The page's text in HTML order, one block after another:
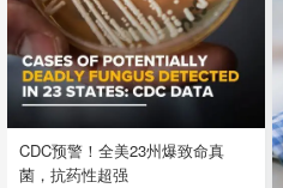
CDC预警！全美23州爆致命真
菌，抗药性超强